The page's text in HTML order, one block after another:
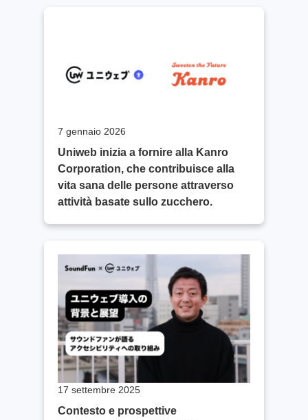
7 gennaio 2026
Uniweb inizia a fornire alla Kanro
Corporation, che contribuisce alla
vita sana delle persone attraverso
attività basate sullo zucchero.
17 settembre 2025
Contesto e prospettive